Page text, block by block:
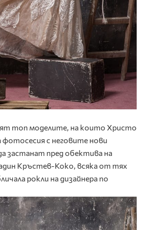
топ моделите, на които Христо
фотосесия с неговите нови
застанат пред обектива на
Кръстев-Коко, всяка от тях
рокли на дизайнера по